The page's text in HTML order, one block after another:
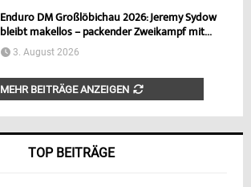
Enduro DM Großlöbichau 2026: Jeremy Sydow
bleibt makellos – packender Zweikampf mit...
3. August 2026
MEHR BEITRÄGE ANZEIGEN
TOP BEITRÄGE